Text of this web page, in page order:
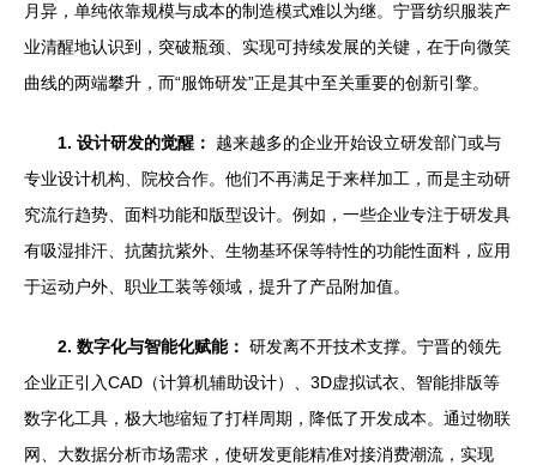
月异，单纯依靠规模与成本的制造模式难以为继。宁晋纺织服装产
业清醒地认识到，突破瓶颈、实现可持续发展的关键，在于向微笑
曲线的两端攀升，而“服饰研发”正是其中至关重要的创新引擎。
1. 设计研发的觉醒：
越来越多的企业开始设立研发部门或与
专业设计机构、院校合作。他们不再满足于来样加工，而是主动研
究流行趋势、面料功能和版型设计。例如，一些企业专注于研发具
有吸湿排汗、抗菌抗紫外、生物基环保等特性的功能性面料，应用
于运动户外、职业工装等领域，提升了产品附加值。
2. 数字化与智能化赋能： 研发离不开技术支撑。宁晋的领先
企业正引入CAD（计算机辅助设计）、3D虚拟试衣、智能排版等
数字化工具，极大地缩短了打样周期，降低了开发成本。通过物联
网、大数据分析市场需求，使研发更能精准对接消费潮流，实现